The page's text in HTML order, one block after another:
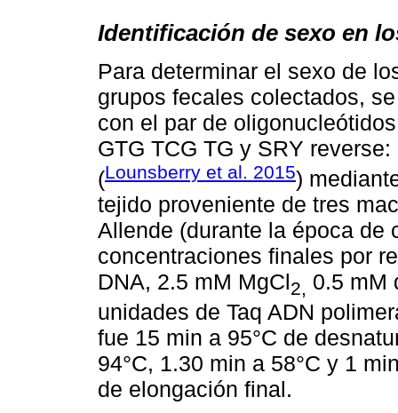
Identificación de sexo en
Para determinar el sexo de
grupos fecales colectados,
con el par de
GTG TCG TG y SRY
(Lounsberry et al. 2015)
tejido proveniente de tres
Allende (durante la época de
concentraciones finales por
DNA, 2.5 mM MgCl2, 0.5 mM
unidades de Taq ADN
fue 15 min a 95°C de
94°C, 1.30 min a 58°C y 1
de elongación final.